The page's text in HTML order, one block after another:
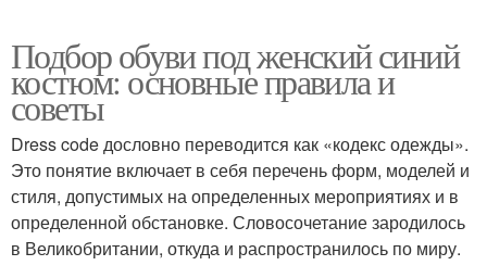
Подбор обуви под женский синий
костюм: основные правила и
советы
Dress code дословно переводится как «кодекс одежды».
Это понятие включает в себя перечень форм, моделей и
стиля, допустимых на определенных мероприятиях и в
определенной обстановке. Словосочетание зародилось
в Великобритании, откуда и распространилось по миру.